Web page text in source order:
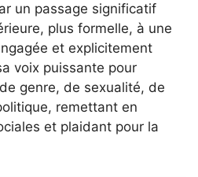
un passage significatif
plus formelle, à une
et explicitement
voix puissante pour
genre, de sexualité, de
remettant en
et plaidant pour la